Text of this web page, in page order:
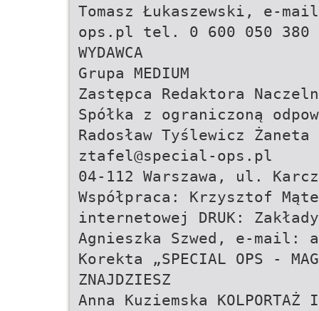
Tomasz Łukaszewski, e-
ops.pl tel. 0 600 050 380
WYDAWCA
Grupa MEDIUM
Zastępca Redaktora
Spółka z ograniczoną
Radosław Tyślewicz
ztafel@special-ops.pl
04-112 Warszawa, ul.
Współpraca: Krzysztof
internetowej DRUK:
Agnieszka Szwed, e-mail:
Korekta „SPECIAL OPS -
ZNAJDZIESZ
Anna Kuziemska KOLPORTAŻ I